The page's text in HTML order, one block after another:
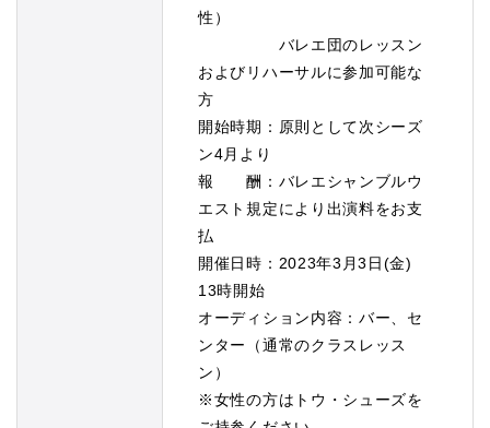
性）
バレエ団のレッスン
およびリハーサルに参加可能な
方
開始時期：原則として次シーズ
ン4月より
報 酬：バレエシャンブルウ
エスト規定により出演料をお支
払
開催日時：2023年3月3日(金)
13時開始
オーディション内容：バー、セ
ンター（通常のクラスレッス
ン）
※女性の方はトウ・シューズを